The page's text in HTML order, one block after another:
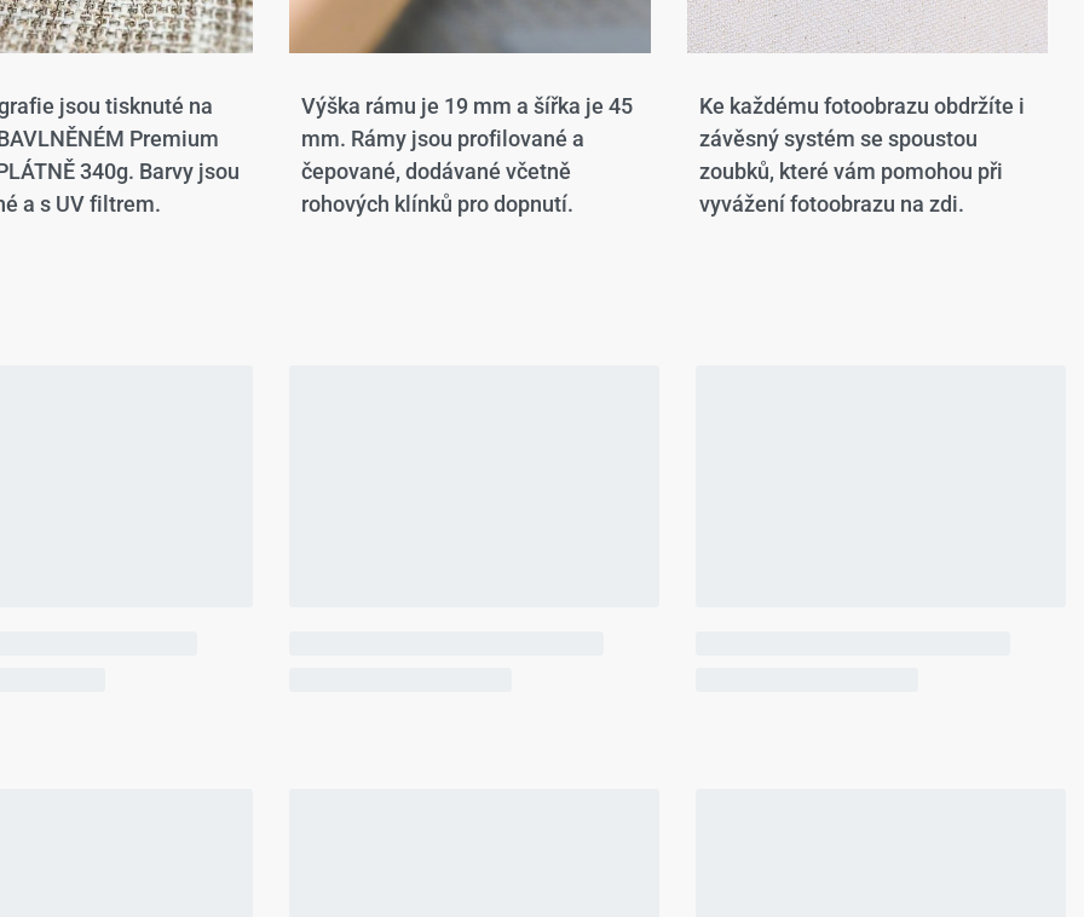
jsou tisknuté na
Premium
340g. Barvy jsou
a s UV filtrem.
Výška rámu je 19 mm a šířka je 45
mm. Rámy jsou profilované a
čepované, dodávané včetně
rohových klínků pro dopnutí.
Ke každému fotoobrazu obdržíte i
závěsný systém se spoustou
zoubků, které vám pomohou při
vyvážení fotoobrazu na zdi.